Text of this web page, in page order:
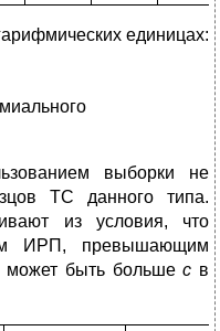
единицах:
выборки не
ТС данного типа.
из условия, что
ИРП, превышающим
может быть большес в